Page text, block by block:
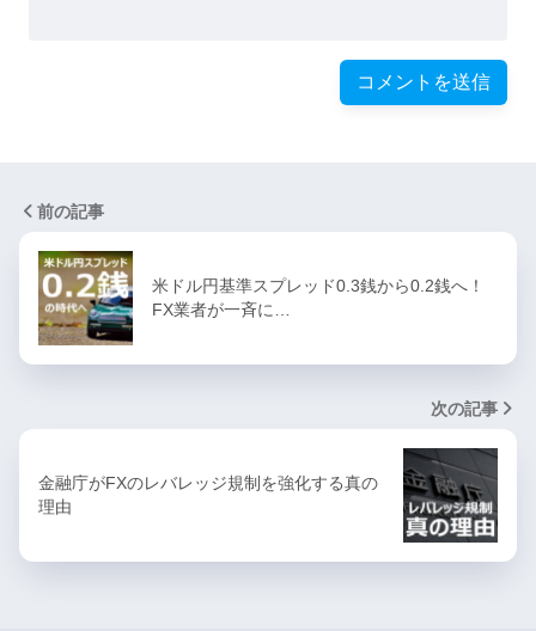
前の記事
米ドル円基準スプレッド0.3銭から0.2銭へ！
FX業者が一斉に…
次の記事
金融庁がFXのレバレッジ規制を強化する真の
理由